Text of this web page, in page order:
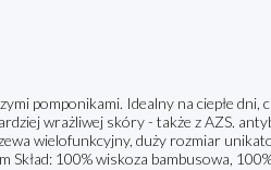
pomponikami. Idealny na ciepłe dni,
wrażliwej skóry - także z AZS.
wielofunkcyjny, duży rozmiar
Skład: 100% wiskoza bambusowa,